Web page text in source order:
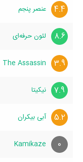
4.4 عنصر پنجم
8.6 لئون حرفه‌ای
3.9
The Assassin
7.9 نیکیتا
5.2 آبی بیکران
0
Kamikaze